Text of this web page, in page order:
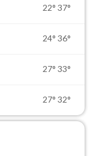
22° 37°
24° 36°
27° 33°
27° 32°